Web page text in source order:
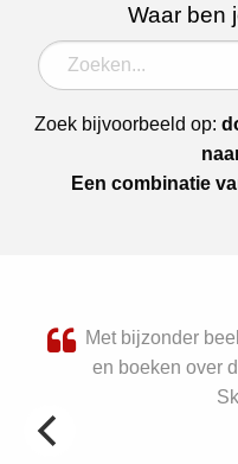
Waar ben
Zoek bijvoorbeeld op:
Een combinatie
Met bijzonder
en boeken over